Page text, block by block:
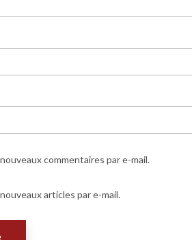
commentaires par e-mail.
articles par e-mail.